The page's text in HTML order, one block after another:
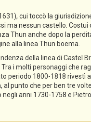
cui toccò la
ma nessun castello.
Thun anche dopo la
alla linea Thun boema.
della linea di Castel
i molti personaggi che
periodo 1800-1818 rivestì
punto che per ben tre
anni 1730-1758 e